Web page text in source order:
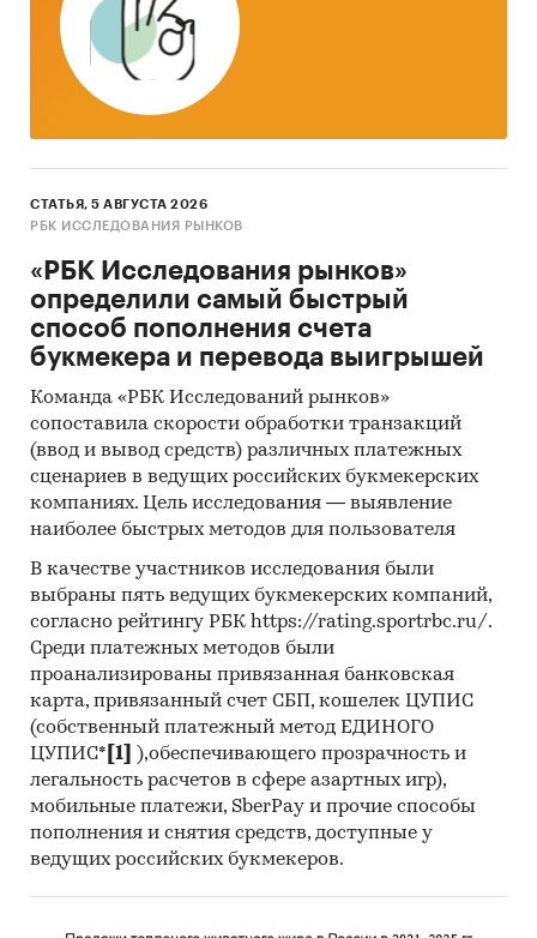
проанализировать ситуацию на рынке
стронция и получить (рассчитать) показатели,
характеризующие его состояние в настоящее
время и в будущем.
Базы данных Федеральной Таможенной
службы РФ, ФСГС РФ (Росстат).
Материалы DataMonitor, EuroMonitor,
Eurostat.
Печатные и электронные деловые и
специализированные издания,
аналитические обзоры.
Ресурсы сети Интернет в России и мире.
Экспертные опросы.
Материалы участников отечественного и
Результаты исследований маркетинговых и
консалтинговых агентств.
Материалы отраслевых учреждений и базы
Результаты ценовых мониторингов.
Материалы и базы данных статистики ООН
(United Nations Statistics Division:
Commodity Trade Statistics, Industrial
Commodity Statistics, Food and Agriculture
СТАТЬЯ, 5 АВГУСТА 2026
РБК ИССЛЕДОВАНИЯ РЫНКОВ
«РБК Исследования рынков»
определили самый быстрый
способ пополнения счета
букмекера и перевода выигрышей
Команда «РБК Исследований рынков»
сопоставила скорости обработки транзакций
(ввод и вывод средств) различных платежных
сценариев в ведущих российских букмекерских
компаниях. Цель исследования — выявление
наиболее быстрых методов для пользователя
В качестве участников исследования были
выбраны пять ведущих букмекерских компаний,
согласно рейтингу РБК https://rating.sportrbc.ru/.
Среди платежных методов были
проанализированы привязанная банковская
карта, привязанный счет СБП, кошелек ЦУПИС
(собственный платежный метод ЕДИНОГО
ЦУПИС* [1]
),обеспечивающего прозрачность и
легальность расчетов в сфере азартных игр),
мобильные платежи, SberPay и прочие способы
пополнения и снятия средств, доступные у
ведущих российских букмекеров.